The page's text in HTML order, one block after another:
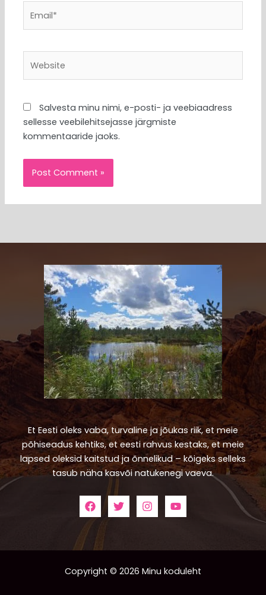
Salvesta minu nimi, e-posti- ja veebiaadress
sellesse veebilehitsejasse järgmiste
kommentaaride jaoks.
Et Eesti oleks vaba, turvaline ja jõukas riik, et meie
põhiseadus kehtiks, et eesti rahvus kestaks, et meie
lapsed oleksid kaitstud ja õnnelikud – kõigeks selleks
tasub näha kasvõi natukenegi vaeva.
Copyright © 2026 Minu koduleht